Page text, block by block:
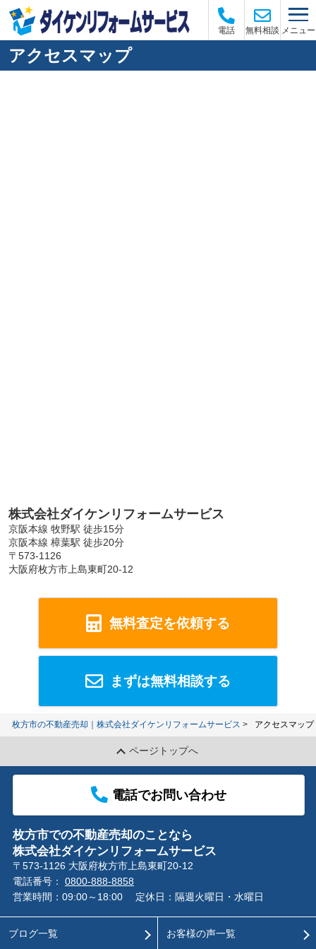
電話 無料相談 メニュー
アクセスマップ
株式会社ダイケンリフォームサービス
京阪本線 牧野駅 徒歩15分
京阪本線 樟葉駅 徒歩20分
〒573-1126
大阪府枚方市上島東町20-12
無料査定を依頼する
まずは無料相談する
枚方市の不動産売却｜株式会社ダイケンリフォームサービス アクセスマップ
ページトップへ
電話でお問い合わせ
枚方市での不動産売却のことなら
株式会社ダイケンリフォームサービス
〒573-1126 大阪府枚方市上島東町20-12
電話番号： 0800-888-8858
営業時間：09:00～18:00
定休日：隔週火曜日・水曜日
ブログ一覧 お客様の声一覧